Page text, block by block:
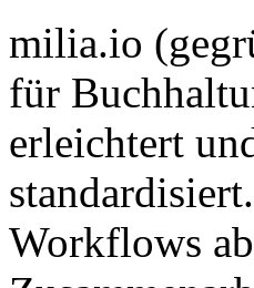
milia.io
für
erleichtert
Workflows